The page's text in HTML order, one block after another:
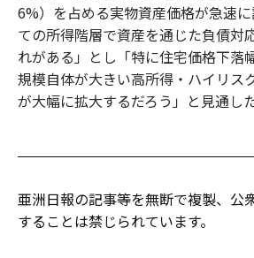
6%）を占める実物資産価格が急速
ての所得階層で資産を通じた負債対
れがある」とし「特に住宅価格下落
規模自体が大きい高所得・ハイリス
が大幅に拡大するだろう」と見通した
亜洲日報の記事等を無断で複製、公
することは禁じられています。